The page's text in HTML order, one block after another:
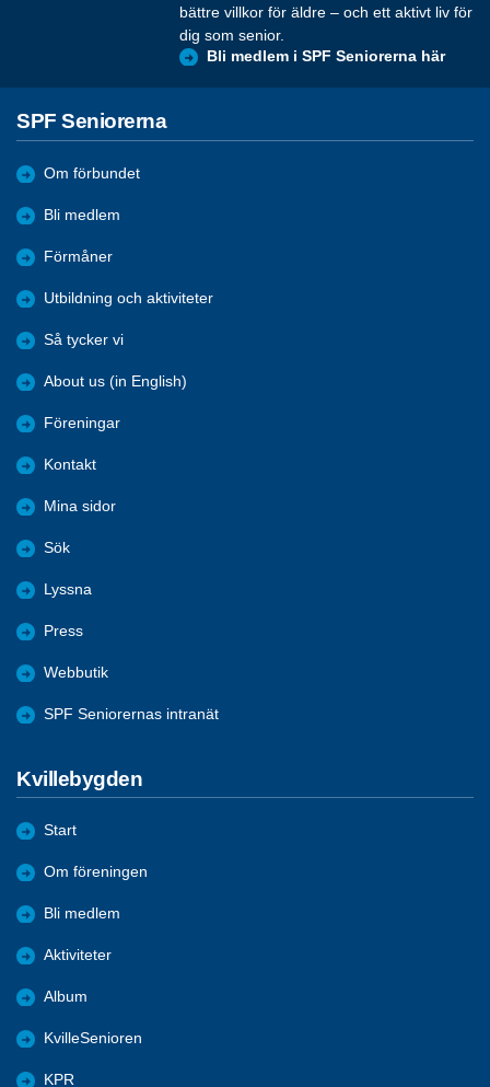
bättre villkor för äldre – och ett aktivt liv för
dig som senior.
Bli medlem i SPF Seniorerna här
SPF Seniorerna
Om förbundet
Bli medlem
Förmåner
Utbildning och aktiviteter
Så tycker vi
About us (in English)
Föreningar
Kontakt
Mina sidor
Sök
Lyssna
Press
Webbutik
SPF Seniorernas intranät
Kvillebygden
Start
Om föreningen
Bli medlem
Aktiviteter
Album
KvilleSenioren
KPR